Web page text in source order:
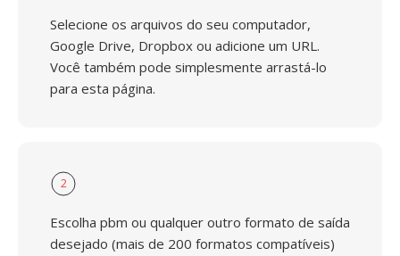
Selecione os arquivos do seu computador,
Google Drive, Dropbox ou adicione um URL.
Você também pode simplesmente arrastá-lo
para esta página.
2
Escolha pbm ou qualquer outro formato de saída
desejado (mais de 200 formatos compatíveis)